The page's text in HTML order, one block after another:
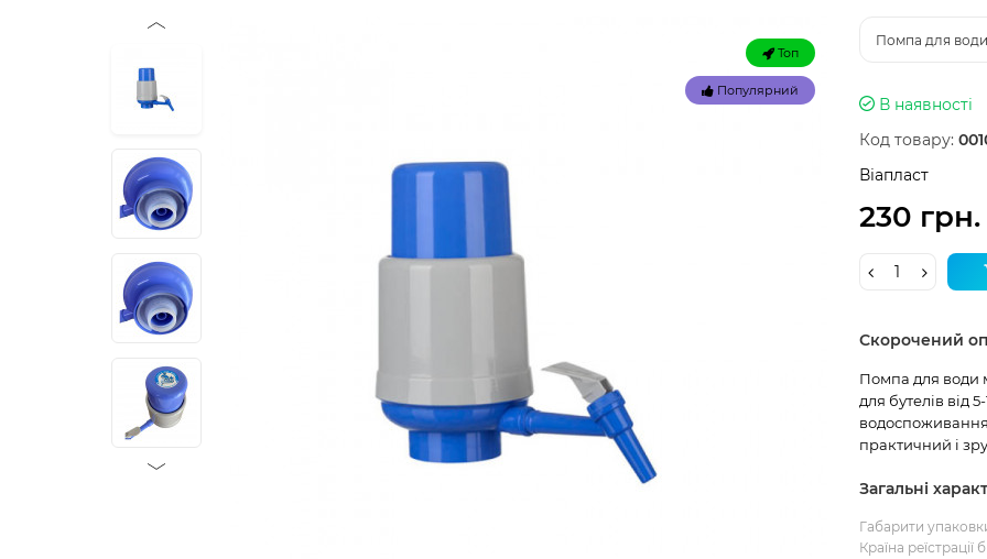
Топ
Популярний
Помпа для води
В наявностi
Код товару:
Віапласт
230 грн.
Скорочений
Помпа для води
для бутелів від
практичний і
Загальні
Габарити
Країна реїстрації